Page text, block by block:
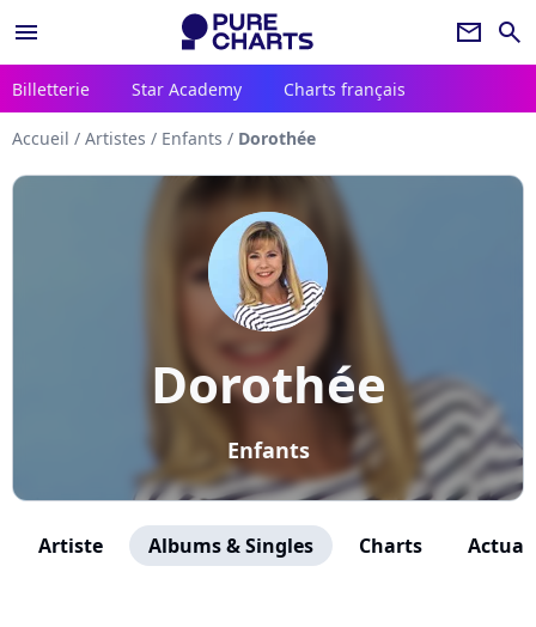
menu newsletter search
Billetterie Star Academy Charts français
Accueil / Artistes / Enfants / Dorothée
Dorothée
Enfants
Artiste Albums & Singles Charts